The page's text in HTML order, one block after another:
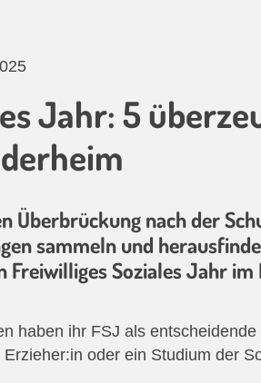
Jahr: 5
Überbrückung nach der
sammeln und
Freiwilliges Soziales Jahr
haben ihr FSJ als
oder ein Studium der